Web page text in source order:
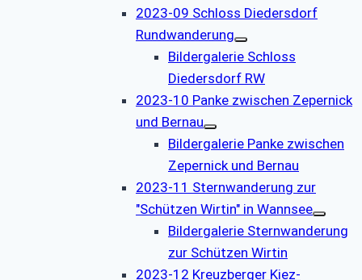
2023-09 Schloss Diedersdorf
Rundwanderung
Bildergalerie Schloss
Diedersdorf RW
2023-10 Panke zwischen Zepernick
und Bernau
Bildergalerie Panke zwischen
Zepernick und Bernau
2023-11 Sternwanderung zur
"Schützen Wirtin" in Wannsee
Bildergalerie Sternwanderung
zur Schützen Wirtin
2023-12 Kreuzberger Kiez-